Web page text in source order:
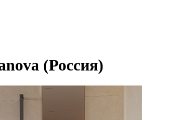
(Россия)